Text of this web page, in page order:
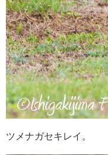
ツメナガセキレイ。